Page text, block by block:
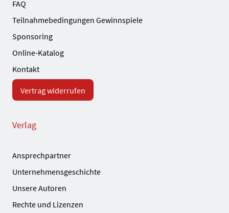
FAQ
Teilnahmebedingungen Gewinnspiele
Sponsoring
Online-Katalog
Kontakt
Vertrag widerrufen
Verlag
Ansprechpartner
Unternehmensgeschichte
Unsere Autoren
Rechte und Lizenzen